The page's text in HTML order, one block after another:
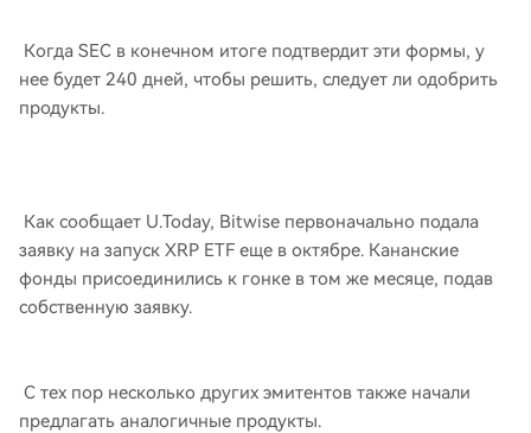
Когда SEC в конечном итоге подтвердит эти формы, у
нее будет 240 дней, чтобы решить, следует ли одобрить
продукты.
Как сообщает U.Today, Bitwise первоначально подала
заявку на запуск XRP ETF еще в октябре. Кананские
фонды присоединились к гонке в том же месяце, подав
собственную заявку.
С тех пор несколько других эмитентов также начали
предлагать аналогичные продукты.